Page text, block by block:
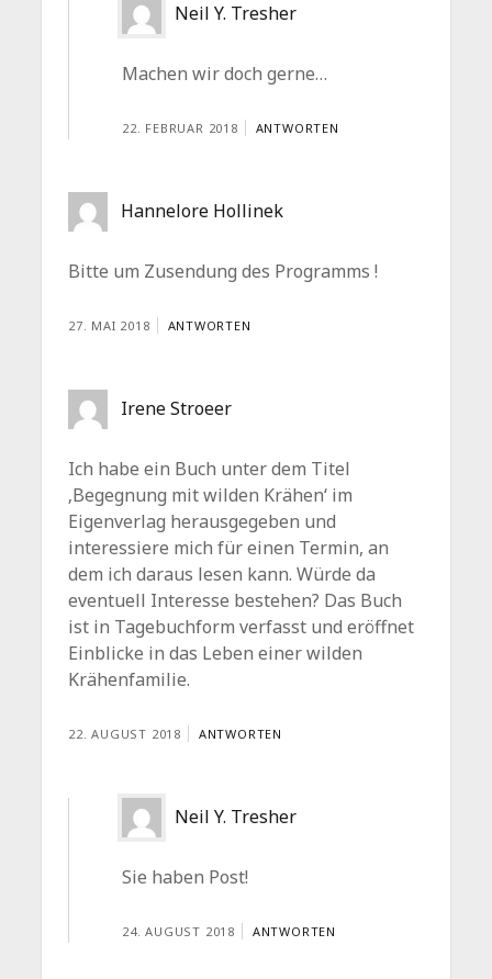
Neil Y. Tresher
Machen wir doch gerne…
22. FEBRUAR 2018 ANTWORTEN
Hannelore Hollinek
Bitte um Zusendung des Programms !
27. MAI 2018 ANTWORTEN
Irene Stroeer
Ich habe ein Buch unter dem Titel
‚Begegnung mit wilden Krähen‘ im
Eigenverlag herausgegeben und
interessiere mich für einen Termin, an
dem ich daraus lesen kann. Würde da
eventuell Interesse bestehen? Das Buch
ist in Tagebuchform verfasst und eröffnet
Einblicke in das Leben einer wilden
Krähenfamilie.
22. AUGUST 2018 ANTWORTEN
Neil Y. Tresher
Sie haben Post!
24. AUGUST 2018 ANTWORTEN